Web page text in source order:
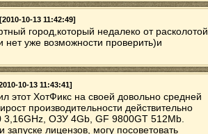
10-13 11:42:49]
город,который недалеко от расколотой
уже возможности проверить)и
10-13 11:43:41]
этот ХотФикс на своей довольно средней
производительности действительно
3,16GHz, ОЗУ 4Gb, GF 9800GT 512Mb.
лицензов, могу посоветовать